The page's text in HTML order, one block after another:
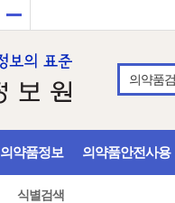
의약품
식별검색
의약품정보 의약품안전사용